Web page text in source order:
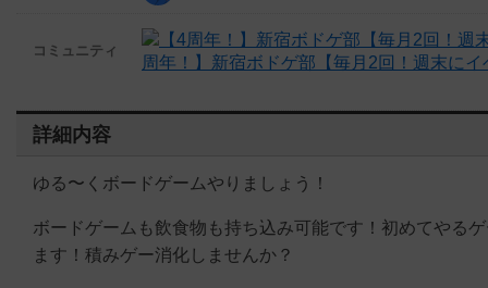
コミュニティ
周年！】新宿ボドゲ部【毎月2回！週末に
詳細内容
ゆる〜くボードゲームやりましょう！
ボードゲームも飲食物も持ち込み可能です！初めてやる
ます！積みゲー消化しませんか？